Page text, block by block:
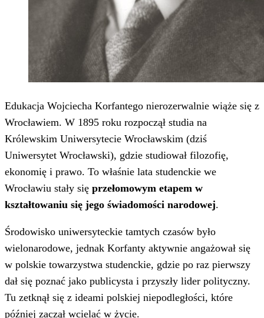
Edukacja Wojciecha Korfantego nierozerwalnie wiąże się z
Wrocławiem. W 1895 roku rozpoczął studia na
Królewskim Uniwersytecie Wrocławskim (dziś
Uniwersytet Wrocławski), gdzie studiował filozofię,
ekonomię i prawo. To właśnie lata studenckie we
Wrocławiu stały się przełomowym etapem w
kształtowaniu się jego świadomości narodowej.
Środowisko uniwersyteckie tamtych czasów było
wielonarodowe, jednak Korfanty aktywnie angażował się
w polskie towarzystwa studenckie, gdzie po raz pierwszy
dał się poznać jako publicysta i przyszły lider polityczny.
Tu zetknął się z ideami polskiej niepodległości, które
później zaczął wcielać w życie.